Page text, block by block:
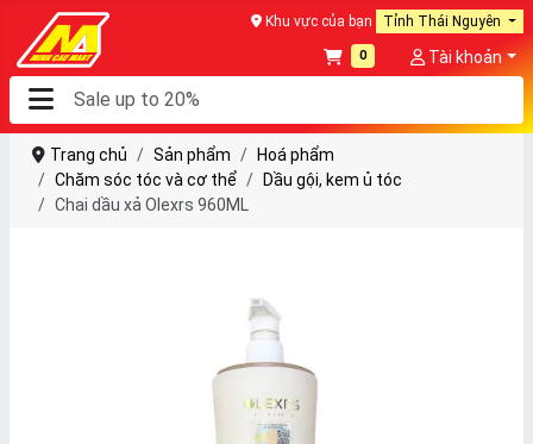
Khu vực của bạn Tỉnh Thái Nguyên
0 Tài khoản
Trang chủ Sản phẩm
Hoá phẩm
Chăm sóc tóc và cơ thể
Dầu gội, kem ủ tóc
Chai dầu xả Olexrs 960ML